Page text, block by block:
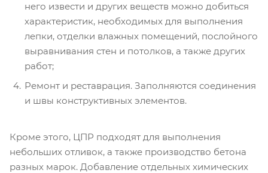
него извести и других веществ можно добиться
характеристик, необходимых для выполнения
лепки, отделки влажных помещений, послойного
выравнивания стен и потолков, а также других
работ;
Ремонт и реставрация. Заполняются соединения
и швы конструктивных элементов.
Кроме этого, ЦПР подходят для выполнения
небольших отливок, а также производство бетона
разных марок. Добавление отдельных химических